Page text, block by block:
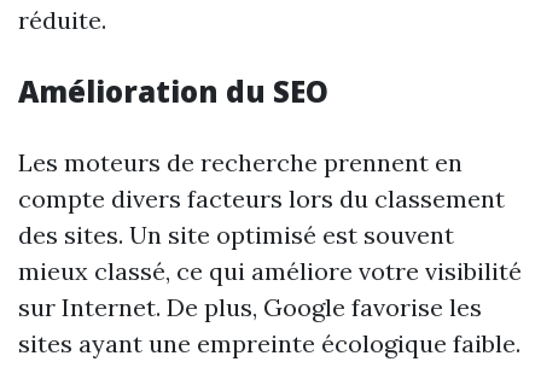
réduite.
Amélioration du SEO
Les moteurs de recherche prennent en
compte divers facteurs lors du classement
des sites. Un site optimisé est souvent
mieux classé, ce qui améliore votre visibilité
sur Internet. De plus, Google favorise les
sites ayant une empreinte écologique faible.